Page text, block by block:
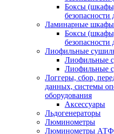
Боксы
Ламинарные
Боксы
безопасности
Лиофильные
Лиофильные
Лиофильные
Логгеры, сбор,
данных, системы
оборудования
Аксессуары
Льдогенераторы
Люминометры
Люминометры АТФ